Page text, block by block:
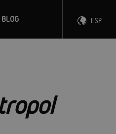
BLOG ESP
ENG